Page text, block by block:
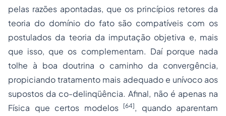
pelas razões apontadas, que os princípios retores da
teoria do domínio do fato são compatíveis com os
postulados da teoria da imputação objetiva e, mais
que isso, que os complementam. Daí porque nada
tolhe à boa doutrina o caminho da convergência,
propiciando tratamento mais adequado e unívoco aos
supostos da co-delinqüência. Afinal, não é apenas na
Física que certos modelos
[64], quando aparentam